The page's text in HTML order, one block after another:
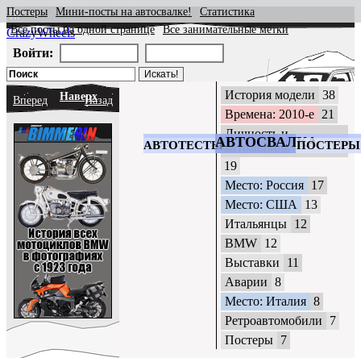
CrazyWheels
АВТОТЕСТЫАВТОСВАЛКАПОСТЕРЫ
Постеры Мини-посты на автосвалке!
Статистика
Все посты на одной странице
Все занимательные метки
Войти:
Вперед НаверхНазад История модели 38
Времена: 2010-е 21
Личность и
автомобиль
19
Место: Россия 17
Место: США
13
Итальянцы 12
BMW 12
Выставки
11
Аварии 8
Место: Италия 8
Ретроавтомобили
7
Постеры 7